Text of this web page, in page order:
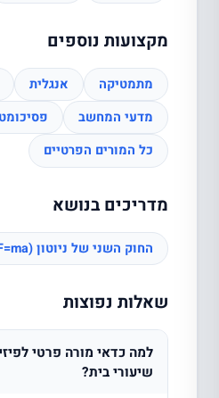
מקצועות נוספים
מתמטיקה אנגלית
מדעי המחשב
כל המורים הפרטיים
מדריכים בנושא
החוק השני של ניוטון (F=ma) — מדריך כוחות
שאלות נפוצות
למה כדאי מורה פרטי
שיעורי בית?